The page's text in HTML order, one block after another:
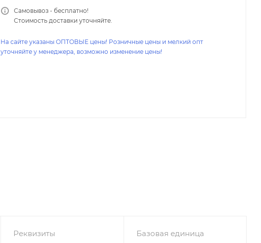
Самовывоз - бесплатно!
Стоимость доставки уточняйте.
На сайте указаны ОПТОВЫЕ цены! Розничные цены и мелкий опт
уточняйте у менеджера, возможно изменение цены!
Реквизиты
Базовая единица